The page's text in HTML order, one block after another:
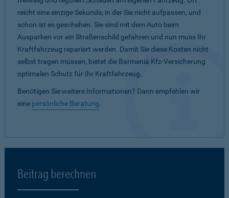
reicht eine einzige Sekunde, in der Sie nicht aufpassen, und
schon ist es geschehen. Sie sind mit dem Auto beim
Ausparken vor ein Straßenschild gefahren und nun muss Ihr
Kraftfahrzeug repariert werden. Damit Sie diese Kosten nicht
selbst tragen müssen, bietet die Barmenia Kfz-Versicherung
optimalen Schutz für Ihr Kraftfahrzeug.
Benötigen Sie weitere Informationen? Dann empfehlen wir
eine persönliche Beratung.
Beitrag berechnen